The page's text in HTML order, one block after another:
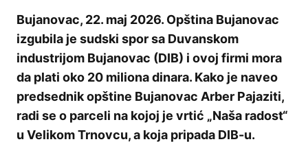
Bujanovac, 22. maj 2026. Opština Bujanovac
izgubila je sudski spor sa Duvanskom
industrijom Bujanovac (DIB) i ovoj firmi mora
da plati oko 20 miliona dinara. Kako je naveo
predsednik opštine Bujanovac Arber Pajaziti,
radi se o parceli na kojoj je vrtić „Naša radost“
u Velikom Trnovcu, a koja pripada DIB-u.